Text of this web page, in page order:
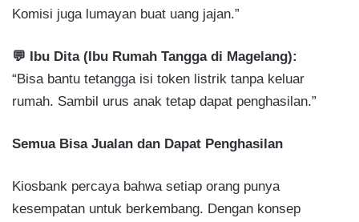
Komisi juga lumayan buat uang jajan.”
💬 Ibu Dita (Ibu Rumah Tangga di Magelang):
“Bisa bantu tetangga isi token listrik tanpa keluar
rumah. Sambil urus anak tetap dapat penghasilan.”
Semua Bisa Jualan dan Dapat Penghasilan
Kiosbank percaya bahwa setiap orang punya
kesempatan untuk berkembang. Dengan konsep